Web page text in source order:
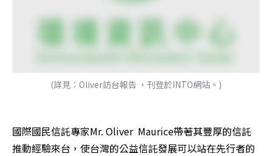
(詳見：Oliver訪台報告 ，刊登於INTO網站。)
國際國民信託專家Mr. Oliver  Maurice帶著其豐厚的信託
推動經驗來台，使台灣的公益信託發展可以站在先行者的